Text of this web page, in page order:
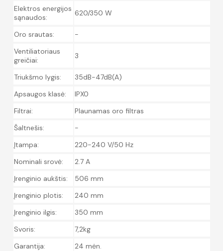
Elektros energijos
sąnaudos:
620/350 W
Oro srautas:
-
Ventiliatoriaus
greičiai:
3
Triukšmo lygis:
35dB-47dB(A)
Apsaugos klasė:
IPX0
Filtrai:
Plaunamas oro filtras
Šaltnešis:
-
Įtampa:
220-240 V/50 Hz
Nominali srovė:
2.7 A
Įrenginio aukštis:
506 mm
Įrenginio plotis:
240 mm
Įrenginio ilgis:
350 mm
Svoris:
7,2kg
Garantija:
24 mėn.